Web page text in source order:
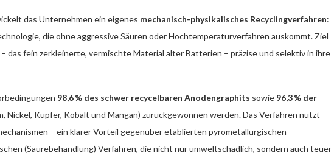
das Unternehmen ein eigenes mechanisch-physikalisches Recyclingverfahren:
die ohne aggressive Säuren oder Hochtemperaturverfahren auskommt. Ziel
das fein zerkleinerte, vermischte Material alter Batterien – präzise und selektiv in ihre
98,6 % des schwer recycelbaren Anodengraphits sowie 96,3 % der
Nickel, Kupfer, Kobalt und Mangan) zurückgewonnen werden. Das Verfahren nutzt
– ein klarer Vorteil gegenüber etablierten pyrometallurgischen
(Säurebehandlung) Verfahren, die nicht nur umweltschädlich, sondern auch teuer